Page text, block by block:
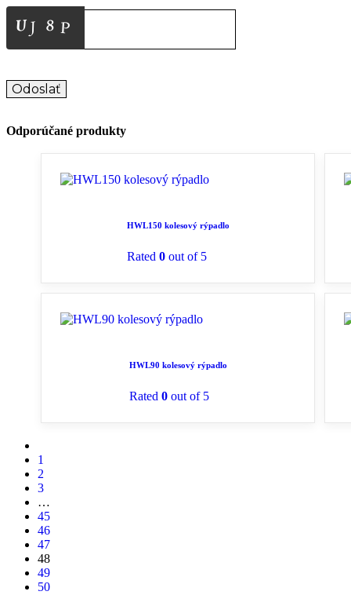
Odporúčané produkty
HWL150 kolesový rýpadlo
Rated 0out of 5
HWL90 kolesový rýpadlo
Rated 0out of 5
1
2
3
…
45
46
47
48
49
50